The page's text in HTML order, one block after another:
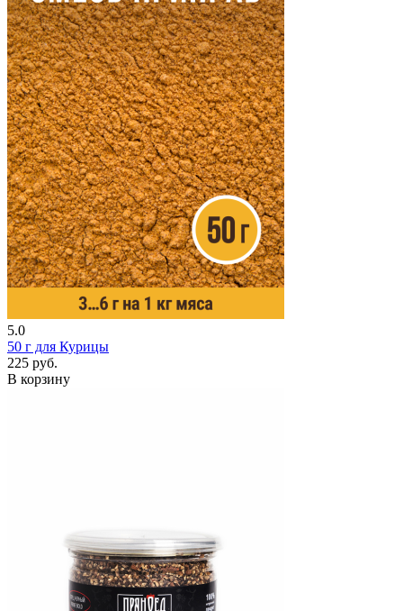
5.0
50 г для Курицы
225 руб.
В корзину